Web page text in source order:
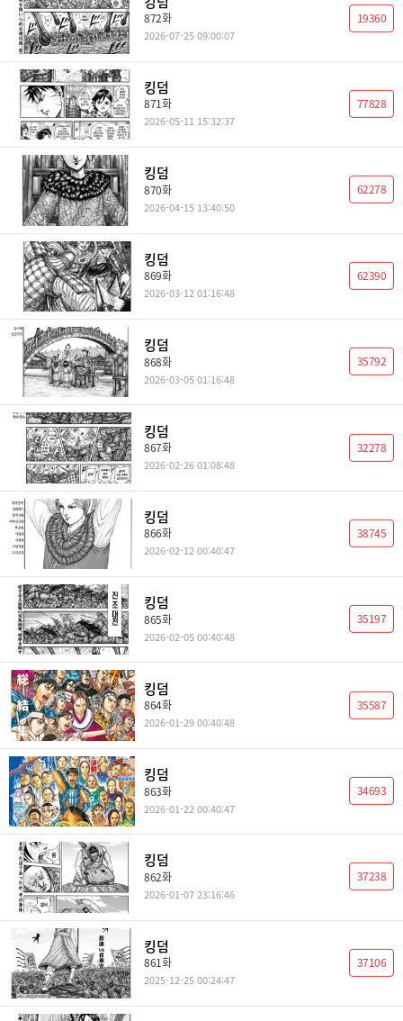
872화
2026-07-25 09:00:07
19360
킹덤
871화
2026-05-11 15:32:37
77828
킹덤
870화
2026-04-15 13:40:50
62278
킹덤
869화
2026-03-12 01:16:48
62390
킹덤
868화
2026-03-05 01:16:48
35792
킹덤
867화
2026-02-26 01:08:48
32278
킹덤
866화
2026-02-12 00:40:47
38745
킹덤
865화
2026-02-05 00:40:48
35197
킹덤
864화
2026-01-29 00:40:48
35587
킹덤
863화
2026-01-22 00:40:47
34693
킹덤
862화
2026-01-07 23:16:46
37238
킹덤
861화
2025-12-25 00:24:47
37106